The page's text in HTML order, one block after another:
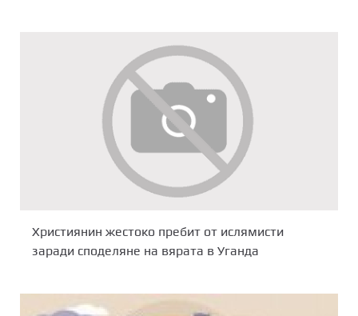
Християнин жестоко пребит от ислямисти
заради споделяне на вярата в Уганда